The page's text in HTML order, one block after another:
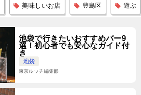
美味しいお店 豊島区 遊ぶ
池袋で行きたいおすすめバー9
選！初心者でも安心なガイド付
き
池袋
東京ルッチ編集部